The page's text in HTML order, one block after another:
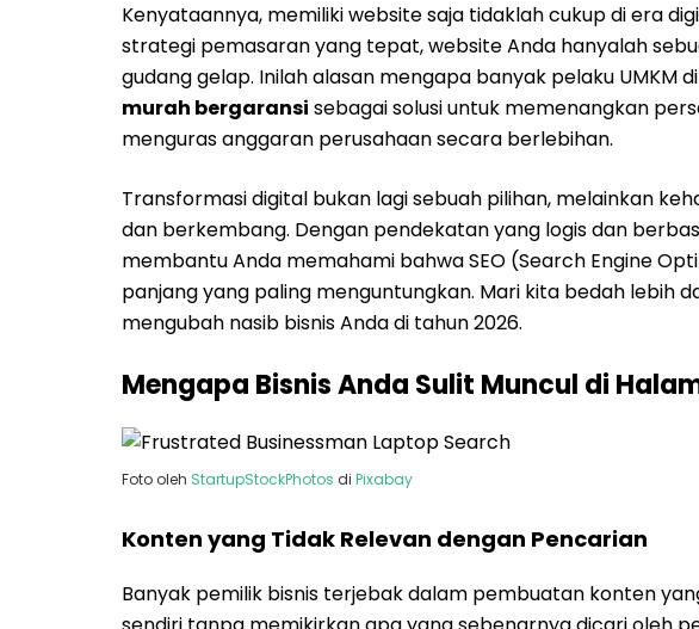
Kenyataannya, memiliki website saja tidaklah cukup di era
strategi pemasaran yang tepat, website Anda hanyalah
gudang gelap. Inilah alasan mengapa banyak pelaku UMKM
murah bergaransi sebagai solusi untuk memenangkan
menguras anggaran perusahaan secara berlebihan.
Transformasi digital bukan lagi sebuah pilihan, melainkan
dan berkembang. Dengan pendekatan yang logis dan
membantu Anda memahami bahwa SEO (Search Engine
panjang yang paling menguntungkan. Mari kita bedah lebih
mengubah nasib bisnis Anda di tahun 2026.
Mengapa Bisnis Anda Sulit Muncul di
Foto oleh StartupStockPhotos di Pixabay
Konten yang Tidak Relevan dengan Pencarian
Banyak pemilik bisnis terjebak dalam pembuatan konten